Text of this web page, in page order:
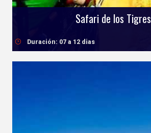
Safari de los Tigres
Duración: 07 a 12 dias